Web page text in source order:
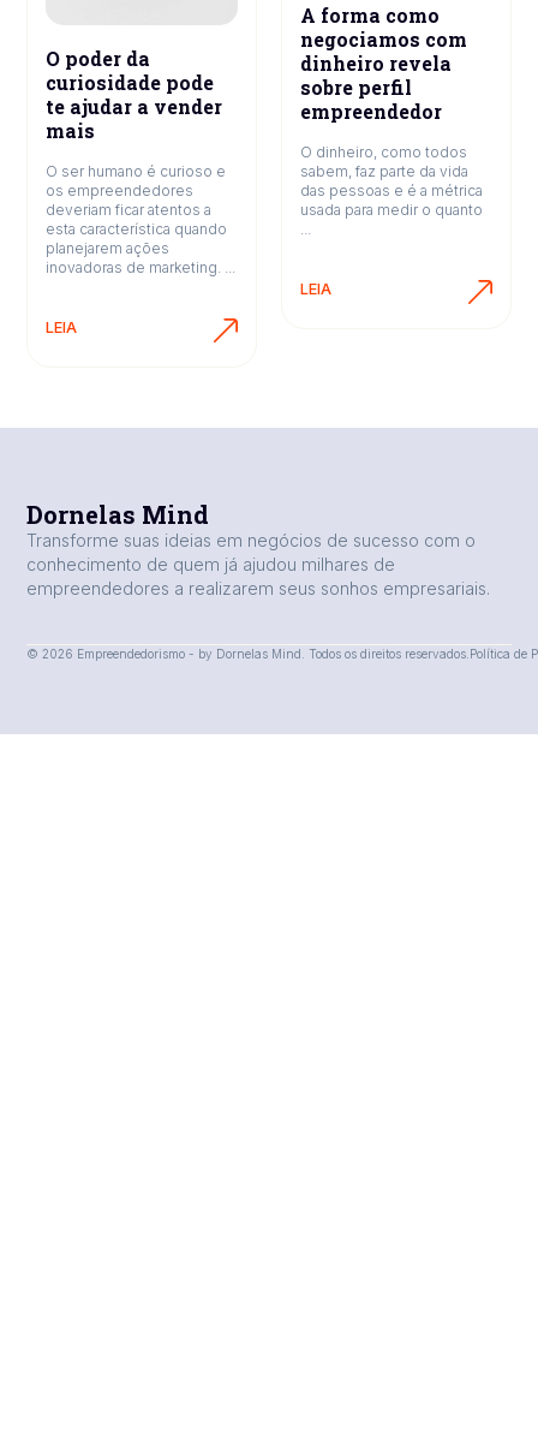
A forma como
negociamos com
dinheiro revela
sobre perfil
empreendedor
O dinheiro, como todos
sabem, faz parte da vida
das pessoas e é a métrica
usada para medir o quanto
LEIA
O poder da
curiosidade pode
te ajudar a vender
mais
O ser humano é curioso e
os empreendedores
deveriam ficar atentos a
esta característica quando
planejarem ações
inovadoras de marketing. ...
LEIA
Dornelas Mind
Transforme suas ideias em negócios de sucesso com o
conhecimento de quem já ajudou milhares de
empreendedores a realizarem seus sonhos empresariais.
© 2026 Empreendedorismo - by Dornelas Mind. Todos os direitos reservados. Política de